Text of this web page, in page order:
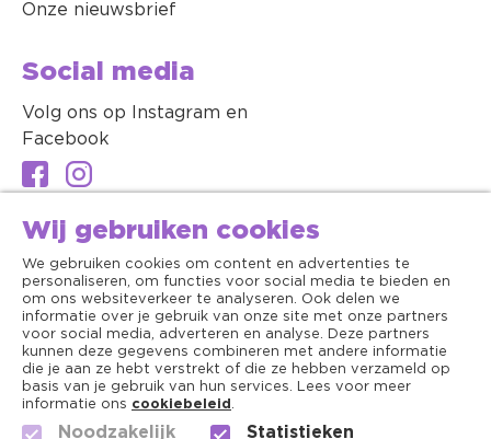
Onze nieuwsbrief
Social media
Volg ons op Instagram en
Facebook
Wij gebruiken cookies
We gebruiken cookies om content en advertenties te
personaliseren, om functies voor social media te bieden en
om ons websiteverkeer te analyseren. Ook delen we
informatie over je gebruik van onze site met onze partners
voor social media, adverteren en analyse. Deze partners
kunnen deze gegevens combineren met andere informatie
die je aan ze hebt verstrekt of die ze hebben verzameld op
basis van je gebruik van hun services. Lees voor meer
informatie ons cookiebeleid .
Noodzakelijk Statistieken